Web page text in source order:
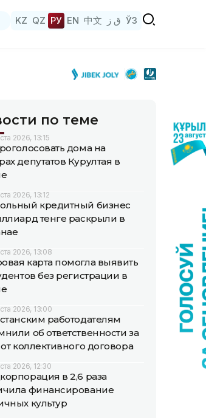
KZ QZ РУ EN 中文 ق ز ЎЗ
по теме
2026, 13:15
дома на
депутатов Курултая в
2026, 13:12
кредитный бизнес
тенге раскрыли в
2026, 13:08
карта помогла выявить
без регистрации в
2026, 13:00
работодателям
об ответственности за
от коллективного договора
2026, 12:30
в 2,6 раза
финансирование
культур